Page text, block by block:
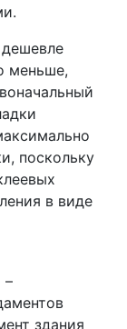
меньше,
поскольку
в виде
–
здания